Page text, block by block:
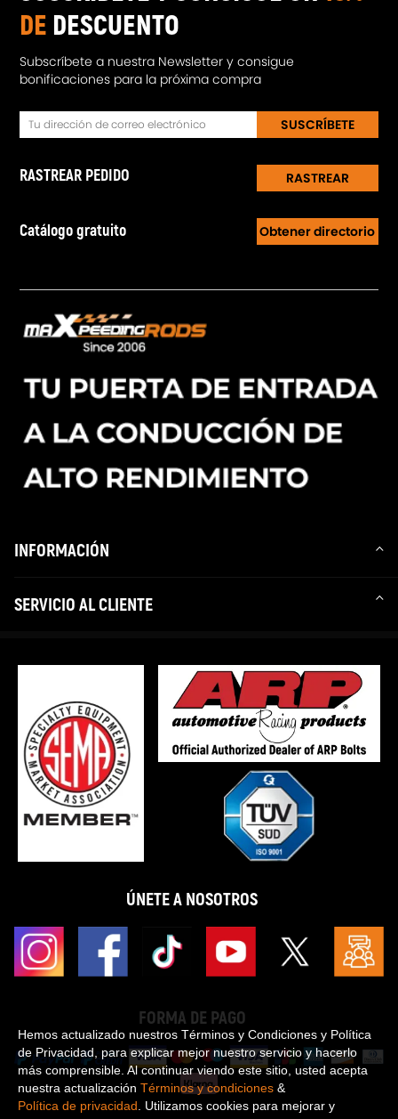
DE DESCUENTO
Subscríbete a nuestra Newsletter y consigue
bonificaciones para la próxima compra
SUSCRÍBETE
RASTREAR PEDIDO RASTREAR
Catálogo gratuito Obtener directorio
INFORMACIÓN
SERVICIO AL CLIENTE
ÚNETE A NOSOTROS
FORMA DE PAGO
Hemos actualizado nuestros Términos y Condiciones y Política
de Privacidad, para explicar mejor nuestro servicio y hacerlo
más comprensible. Al continuar viendo este sitio, usted acepta
nuestra actualización Términos y condiciones &
Política de privacidad . Utilizamos cookies para mejorar y